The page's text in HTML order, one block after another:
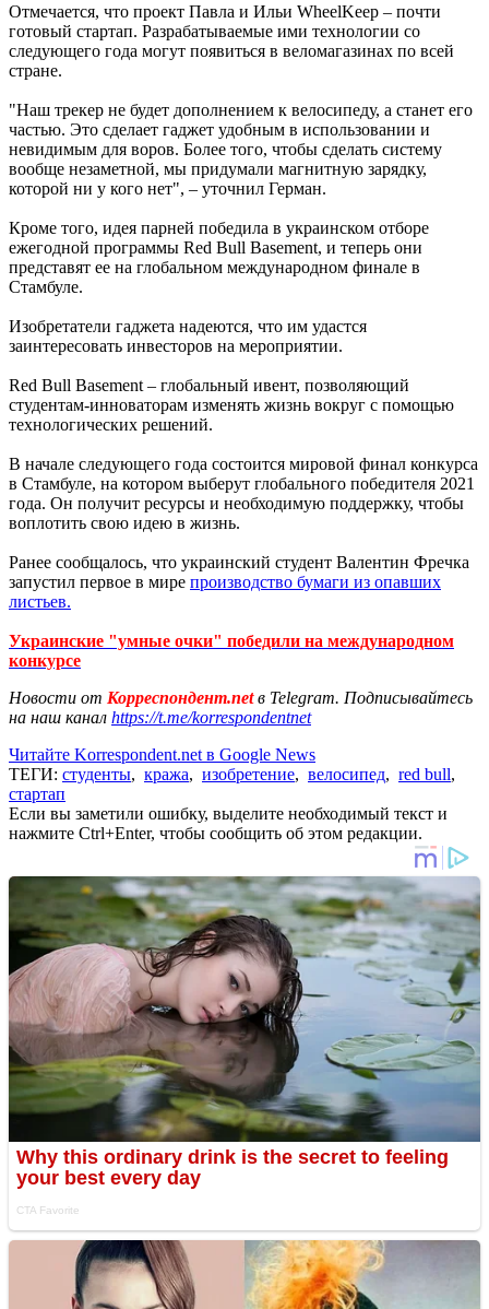
Отмечается, что проект Павла и Ильи WheelKeep – почти
готовый стартап. Разрабатываемые ими технологии со
следующего года могут появиться в веломагазинах по всей
стране.
"Наш трекер не будет дополнением к велосипеду, а станет его
частью. Это сделает гаджет удобным в использовании и
невидимым для воров. Более того, чтобы сделать систему
вообще незаметной, мы придумали магнитную зарядку,
которой ни у кого нет", – уточнил Герман.
Кроме того, идея парней победила в украинском отборе
ежегодной программы Red Bull Basement, и теперь они
представят ее на глобальном международном финале в
Стамбуле.
Изобретатели гаджета надеются, что им удастся
заинтересовать инвесторов на мероприятии.
Red Bull Basement – глобальный ивент, позволяющий
студентам-инноваторам изменять жизнь вокруг с помощью
технологических решений.
В начале следующего года состоится мировой финал конкурса
в Стамбуле, на котором выберут глобального победителя 2021
года. Он получит ресурсы и необходимую поддержку, чтобы
воплотить свою идею в жизнь.
Ранее сообщалось, что украинский студент Валентин Фречка
запустил первое в мире производство бумаги из опавших
листьев.
Украинские "умные очки" победили на международном
конкурсе
Новости от Корреспондент.netв Telegram. Подписывайтесь
на наш канал https://t.me/korrespondentnet
Читайте Korrespondent.net в Google News
ТЕГИ: студенты, кража, изобретение, велосипед, red bull,
стартап
Если вы заметили ошибку, выделите необходимый текст и
нажмите Ctrl+Enter, чтобы сообщить об этом редакции.